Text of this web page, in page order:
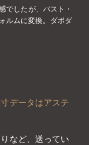
でしたが、バスト・
ルムに変換。ダボダ
データはアステ
など、送ってい